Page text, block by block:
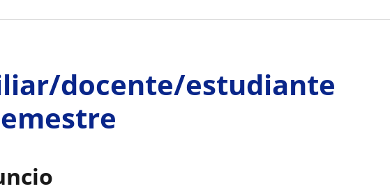
docente/estudiante